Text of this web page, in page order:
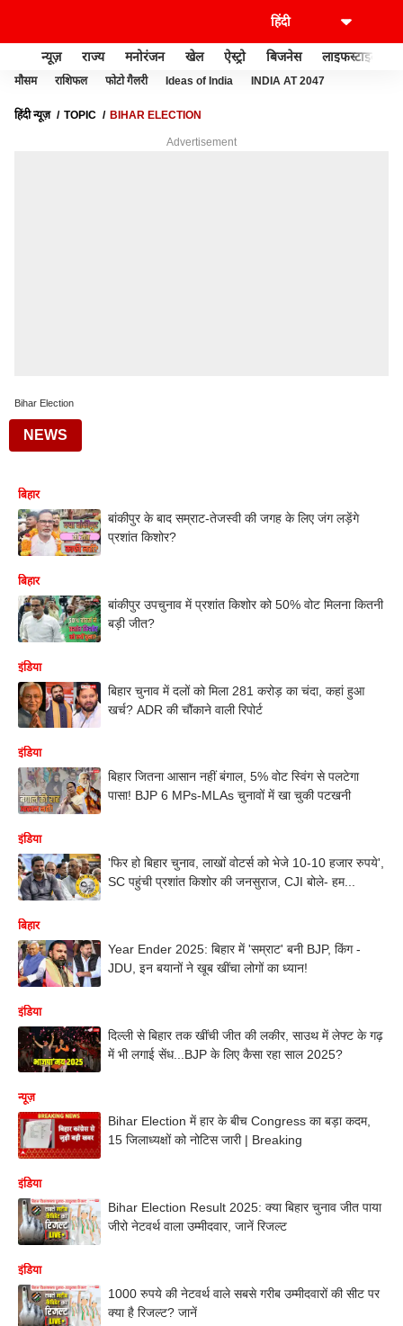
न्यूज़ राज्य मनोरंजन खेल ऐस्ट्रो बिजनेस लाइफस्टाइल
मौसम राशिफल फोटो गैलरी Ideas of India INDIA AT 2047
हिंदी न्यूज़ TOPIC BIHAR ELECTION
Advertisement
Bihar Election
NEWS
बिहार
बांकीपुर के बाद सम्राट-तेजस्वी की जगह के लिए जंग लड़ेंगे
प्रशांत किशोर?
बिहार
बांकीपुर उपचुनाव में प्रशांत किशोर को 50% वोट मिलना कितनी
बड़ी जीत?
इंडिया
बिहार चुनाव में दलों को मिला 281 करोड़ का चंदा, कहां हुआ
खर्च? ADR की चौंकाने वाली रिपोर्ट
इंडिया
बिहार जितना आसान नहीं बंगाल, 5% वोट स्विंग से पलटेगा
पासा! BJP 6 MPs-MLAs चुनावों में खा चुकी पटखनी
इंडिया
'फिर हो बिहार चुनाव, लाखों वोटर्स को भेजे 10-10 हजार रुपये',
SC पहुंची प्रशांत किशोर की जनसुराज, CJI बोले- हम...
बिहार
Year Ender 2025: बिहार में 'सम्राट' बनी BJP, किंग -
JDU, इन बयानों ने खूब खींचा लोगों का ध्यान!
इंडिया
दिल्ली से बिहार तक खींची जीत की लकीर, साउथ में लेफ्ट के गढ़
में भी लगाई सेंध...BJP के लिए कैसा रहा साल 2025?
न्यूज़
Bihar Election में हार के बीच Congress का बड़ा कदम,
15 जिलाध्यक्षों को नोटिस जारी | Breaking
इंडिया
Bihar Election Result 2025: क्या बिहार चुनाव जीत पाया
जीरो नेटवर्थ वाला उम्मीदवार, जानें रिजल्ट
इंडिया
1000 रुपये की नेटवर्थ वाले सबसे गरीब उम्मीदवारों की सीट पर
क्या है रिजल्ट? जानें